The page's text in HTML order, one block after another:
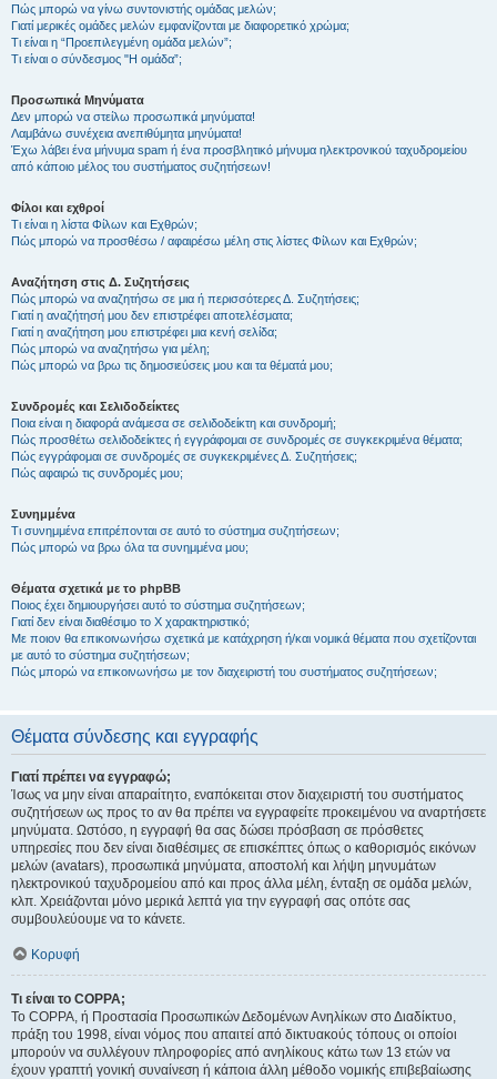
Πώς μπορώ να γίνω συντονιστής ομάδας μελών;
Γιατί μερικές ομάδες μελών εμφανίζονται με διαφορετικό χρώμα;
Τι είναι η “Προεπιλεγμένη ομάδα μελών”;
Τι είναι ο σύνδεσμος "Η ομάδα”;
Προσωπικά Μηνύματα
Δεν μπορώ να στείλω προσωπικά μηνύματα!
Λαμβάνω συνέχεια ανεπιθύμητα μηνύματα!
Έχω λάβει ένα μήνυμα spam ή ένα προσβλητικό μήνυμα ηλεκτρονικού ταχυδρομείου
από κάποιο μέλος του συστήματος συζητήσεων!
Φίλοι και εχθροί
Τι είναι η λίστα Φίλων και Εχθρών;
Πώς μπορώ να προσθέσω / αφαιρέσω μέλη στις λίστες Φίλων και Εχθρών;
Αναζήτηση στις Δ. Συζητήσεις
Πώς μπορώ να αναζητήσω σε μια ή περισσότερες Δ. Συζητήσεις;
Γιατί η αναζήτησή μου δεν επιστρέφει αποτελέσματα;
Γιατί η αναζήτηση μου επιστρέφει μια κενή σελίδα;
Πώς μπορώ να αναζητήσω για μέλη;
Πώς μπορώ να βρω τις δημοσιεύσεις μου και τα θέματά μου;
Συνδρομές και Σελιδοδείκτες
Ποια είναι η διαφορά ανάμεσα σε σελιδοδείκτη και συνδρομή;
Πώς προσθέτω σελιδοδείκτες ή εγγράφομαι σε συνδρομές σε συγκεκριμένα θέματα;
Πώς εγγράφομαι σε συνδρομές σε συγκεκριμένες Δ. Συζητήσεις;
Πώς αφαιρώ τις συνδρομές μου;
Συνημμένα
Τι συνημμένα επιτρέπονται σε αυτό το σύστημα συζητήσεων;
Πώς μπορώ να βρω όλα τα συνημμένα μου;
Θέματα σχετικά με το phpBB
Ποιος έχει δημιουργήσει αυτό το σύστημα συζητήσεων;
Γιατί δεν είναι διαθέσιμο το Χ χαρακτηριστικό;
Με ποιον θα επικοινωνήσω σχετικά με κατάχρηση ή/και νομικά θέματα που σχετίζονται
με αυτό το σύστημα συζητήσεων;
Πώς μπορώ να επικοινωνήσω με τον διαχειριστή του συστήματος συζητήσεων;
Θέματα σύνδεσης και εγγραφής
Γιατί πρέπει να εγγραφώ;
Ίσως να μην είναι απαραίτητο, εναπόκειται στον διαχειριστή του συστήματος
συζητήσεων ως προς το αν θα πρέπει να εγγραφείτε προκειμένου να αναρτήσετε
μηνύματα. Ωστόσο, η εγγραφή θα σας δώσει πρόσβαση σε πρόσθετες
υπηρεσίες που δεν είναι διαθέσιμες σε επισκέπτες όπως ο καθορισμός εικόνων
μελών (avatars), προσωπικά μηνύματα, αποστολή και λήψη μηνυμάτων
ηλεκτρονικού ταχυδρομείου από και προς άλλα μέλη, ένταξη σε ομάδα μελών,
κλπ. Χρειάζονται μόνο μερικά λεπτά για την εγγραφή σας οπότε σας
συμβουλεύουμε να το κάνετε.
Κορυφή
Τι είναι το COPPA;
Το COPPA, ή Προστασία Προσωπικών Δεδομένων Ανηλίκων στο Διαδίκτυο,
πράξη του 1998, είναι νόμος που απαιτεί από δικτυακούς τόπους οι οποίοι
μπορούν να συλλέγουν πληροφορίες από ανηλίκους κάτω των 13 ετών να
έχουν γραπτή γονική συναίνεση ή κάποια άλλη μέθοδο νομικής επιβεβαίωσης